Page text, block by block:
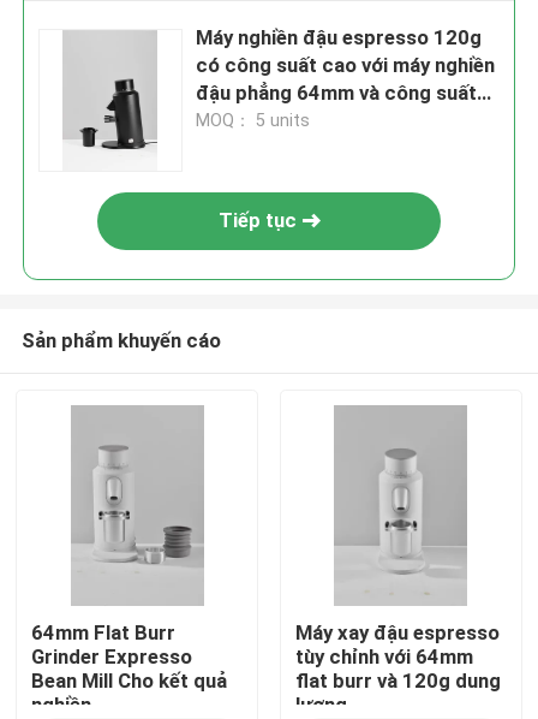
Máy nghiền đậu espresso 120g
có công suất cao với máy nghiền
đậu phẳng 64mm và công suất
300W
MOQ： 5 units
Tiếp tục
Sản phẩm khuyến cáo
64mm Flat Burr
Grinder Expresso
Bean Mill Cho kết quả
nghiền
Máy xay đậu espresso
tùy chỉnh với 64mm
flat burr và 120g dung
lượng